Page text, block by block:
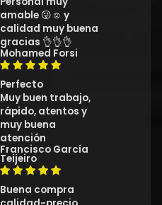
amable 😜☺️ y
calidad muy buena
gracias 👌👌👌
Mohamed Forsi
Perfecto
Muy buen trabajo,
rápido, atentos y
muy buena
atención
Francisco García
Teijeiro
Buena compra